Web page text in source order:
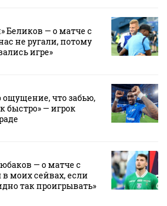
Беликов — о матче с
не ругали, потому
игре»
что забью,
быстро» — игрок
— о матче с
моих сейвах, если
так проигрывать»